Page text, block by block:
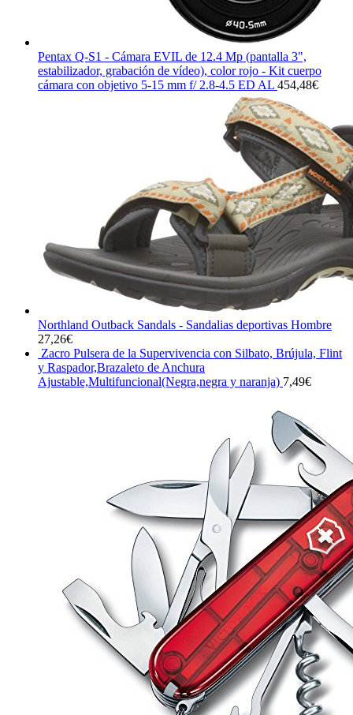
Pentax Q-S1 - Cámara EVIL de 12.4 Mp (pantalla 3",
estabilizador, grabación de vídeo), color rojo - Kit cuerpo
cámara con objetivo 5-15 mm f/ 2.8-4.5 ED AL 454,48€
Northland Outback Sandals - Sandalias deportivas Hombre
27,26€
Zacro Pulsera de la Supervivencia con Silbato, Brújula, Flint
y Raspador,Brazaleto de Anchura
Ajustable,Multifuncional(Negra,negra y naranja) 7,49€